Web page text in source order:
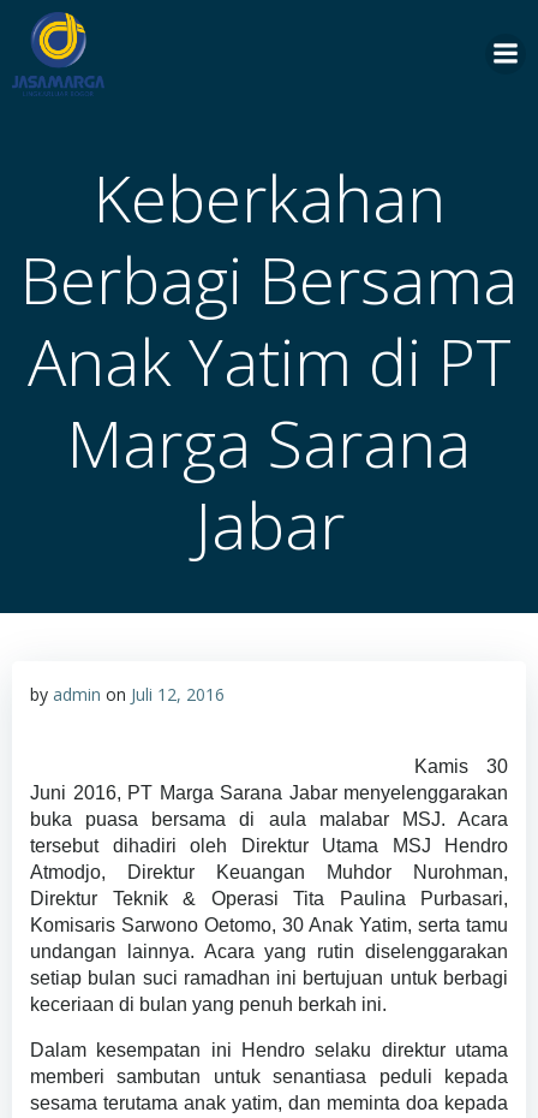
Keberkahan
Berbagi Bersama
Anak Yatim di PT
Marga Sarana
Jabar
by admin on Juli 12, 2016
Kamis 30
Juni 2016, PT Marga Sarana Jabar menyelenggarakan
buka puasa bersama di aula malabar MSJ. Acara
tersebut dihadiri oleh Direktur Utama MSJ Hendro
Atmodjo, Direktur Keuangan Muhdor Nurohman,
Direktur Teknik & Operasi Tita Paulina Purbasari,
Komisaris Sarwono Oetomo, 30 Anak Yatim, serta tamu
undangan lainnya. Acara yang rutin diselenggarakan
setiap bulan suci ramadhan ini bertujuan untuk berbagi
keceriaan di bulan yang penuh berkah ini.
Dalam kesempatan ini Hendro selaku direktur utama
memberi sambutan untuk senantiasa peduli kepada
sesama terutama anak yatim, dan meminta doa kepada